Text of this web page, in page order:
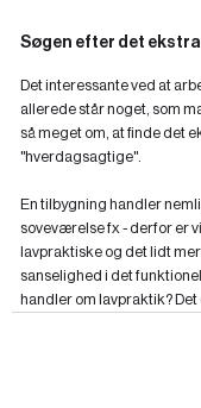
Søgen efter det
Det interessante ved at
allerede står noget, som
så meget om, at finde det
"hverdagsagtige".
En tilbygning handler
soveværelse fx - derfor er
lavpraktiske og det lidt
sanselighed i det
handler om lavpraktik? Det